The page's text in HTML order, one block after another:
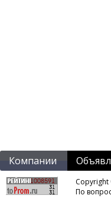
Компании
Copyright
По